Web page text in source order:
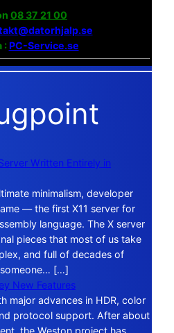
08 37 21 00
:PC-Service.se
Written Entirely in
minimalism, developer
— the first X11 server for
language. The X server
pieces that most of us take
and full of decades of
[…]
New Features
major advances in HDR, color
protocol support. After about